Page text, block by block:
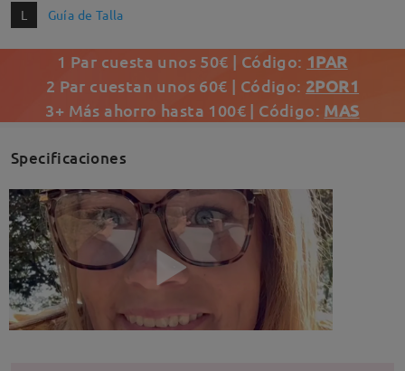
L Guía de Talla
1 Par cuesta unos 50€ | Código: 1PAR
2 Par cuestan unos 60€ | Código: 2POR1
3+ Más ahorro hasta 100€ | Código: MAS
Specificaciones